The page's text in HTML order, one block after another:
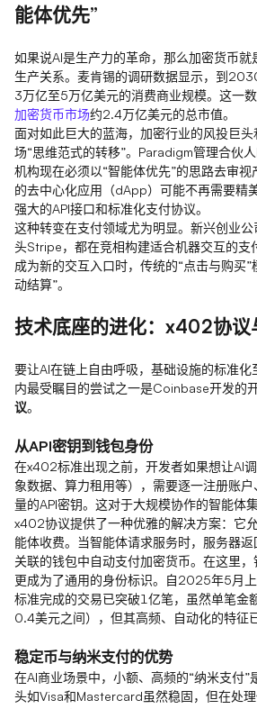
能体优先”
如果说AI是生产力的革命，那么加密货币就
生产关系。麦肯锡的调研数据显示，到
3万亿至5万亿美元的消费商业规模。这一
加密货币市场约2.4万亿美元的总市值。
面对如此巨大的蓝海，加密行业的风投巨
场“思维范式的转移”。Paradigm管理合伙
机构现在必须以“智能体优先”的思路去审
的去中心化应用（dApp）可能不再需要精
强大的API接口和标准化支付协议。
这种转变在支付领域尤为明显。新兴创业
头Stripe，都在竞相构建适合机器交互的支
成为新的交互入口时，传统的“点击与购买”
动结算”。
技术底座的进化：x402协议
要让AI在链上自由呼吸，基础设施的标准化
内最受瞩目的尝试之一是Coinbase开发
议。
从API密钥到钱包身份
在x402标准出现之前，开发者如果想让AI
象数据、算力租用等），需要逐一注册账
量的API密钥。这对于大规模协作的智能体
x402协议提供了一种优雅的解决方案：它
能体收费。当智能体请求服务时，服务器
关联的钱包中自动支付加密货币。在这里，
更成为了通用的身份标识。自2025年5月
标准完成的交易已突破1亿笔，虽然单笔金
0.4美元之间），但其高频、自动化的特征
稳定币与纳米支付的优势
在AI商业场景中，小额、高频的“纳米支付”
头如Visa和Mastercard虽然稳固，但在处理